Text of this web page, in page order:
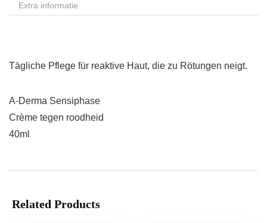
Extra informatie
Tägliche Pflege für reaktive Haut, die zu Rötungen neigt.
A-Derma Sensiphase
Crème tegen roodheid
40ml
Related Products